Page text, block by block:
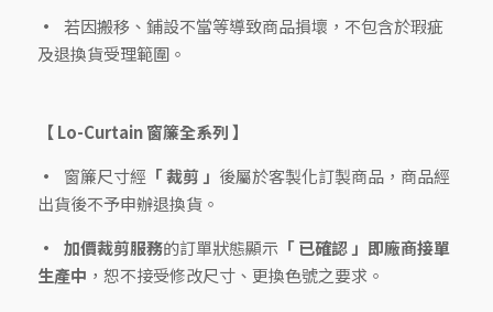
若因搬移、鋪設不當等導致商品損壞，不包含於瑕疵
及退換貨受理範圍。
【 Lo-Curtain 窗簾全系列 】
窗簾尺寸經 「 裁剪 」 後屬於客製化訂製商品，商品經
出貨後不予申辦退換貨。
加價裁剪服務的訂單狀態顯示 「 已確認 」即廠商接單
生產中 ，恕不接受修改尺寸、更換色號之要求。